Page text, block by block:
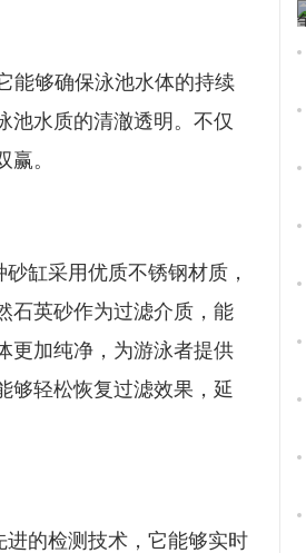
能够确保泳池水体的持续
池水质的清澈透明。不仅
。
缸采用优质不锈钢材质，
石英砂作为过滤介质，能
更加纯净，为游泳者提供
够轻松恢复过滤效果，延
进的检测技术，它能够实时